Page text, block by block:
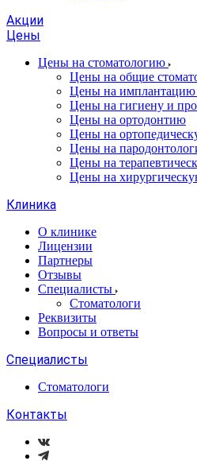
Акции
Цены
Цены на стоматологию
Цены на общие
Цены на имплантацию
Цены на гигиену и
Цены на ортодонтию
Цены на
Цены на
Цены на
Цены на
Клиника
О клинике
Лицензии
Партнеры
Отзывы
Специалисты
Стоматологи
Реквизиты
Вопросы и ответы
Специалисты
Стоматологи
Контакты